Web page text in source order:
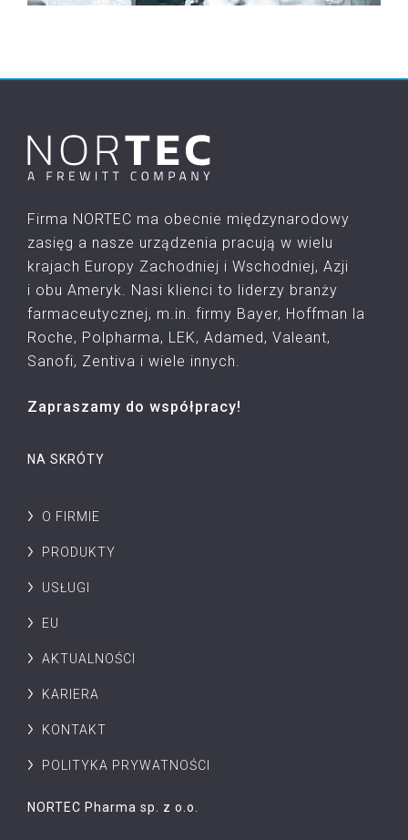
Firma NORTEC ma obecnie międzynarodowy
zasięg a nasze urządzenia pracują w wielu
krajach Europy Zachodniej i Wschodniej, Azji
i obu Ameryk. Nasi klienci to liderzy branży
farmaceutycznej, m.in. firmy Bayer, Hoffman la
Roche, Polpharma, LEK, Adamed, Valeant,
Sanofi, Zentiva i wiele innych.
Zapraszamy do współpracy!
NA SKRÓTY
O FIRMIE
PRODUKTY
USŁUGI
EU
AKTUALNOŚCI
KARIERA
KONTAKT
POLITYKA PRYWATNOŚCI
NORTEC Pharma sp. z o.o.